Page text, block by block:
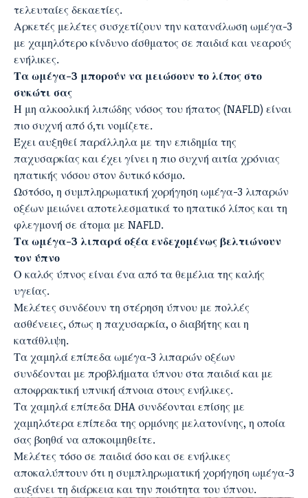
τελευταίες δεκαετίες.
Αρκετές μελέτες συσχετίζουν την κατανάλωση ωμέγα-3
με χαμηλότερο κίνδυνο άσθματος σε παιδιά και νεαρούς
ενήλικες.
Τα ωμέγα-3 μπορούν να μειώσουν το λίπος στο
συκώτι σας
Η μη αλκοολική λιπώδης νόσος του ήπατος (NAFLD) είναι
πιο συχνή από ό,τι νομίζετε.
Έχει αυξηθεί παράλληλα με την επιδημία της
παχυσαρκίας και έχει γίνει η πιο συχνή αιτία χρόνιας
ηπατικής νόσου στον δυτικό κόσμο.
Ωστόσο, η συμπληρωματική χορήγηση ωμέγα-3 λιπαρών
οξέων μειώνει αποτελεσματικά το ηπατικό λίπος και τη
φλεγμονή σε άτομα με NAFLD.
Τα ωμέγα-3 λιπαρά οξέα ενδεχομένως βελτιώνουν
τον ύπνο
Ο καλός ύπνος είναι ένα από τα θεμέλια της καλής
υγείας.
Μελέτες συνδέουν τη στέρηση ύπνου με πολλές
ασθένειες, όπως η παχυσαρκία, ο διαβήτης και η
κατάθλιψη.
Τα χαμηλά επίπεδα ωμέγα-3 λιπαρών οξέων
συνδέονται με προβλήματα ύπνου στα παιδιά και με
αποφρακτική υπνική άπνοια στους ενήλικες.
Τα χαμηλά επίπεδα DHA συνδέονται επίσης με
χαμηλότερα επίπεδα της ορμόνης μελατονίνης, η οποία
σας βοηθά να αποκοιμηθείτε.
Μελέτες τόσο σε παιδιά όσο και σε ενήλικες
αποκαλύπτουν ότι η συμπληρωματική χορήγηση ωμέγα-3
αυξάνει τη διάρκεια και την ποιότητα του ύπνου.